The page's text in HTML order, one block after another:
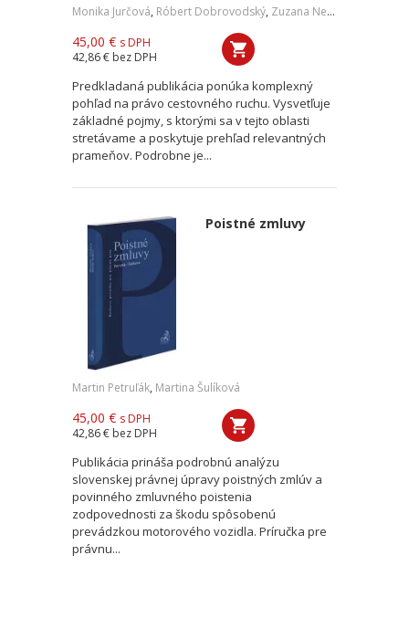
Monika Jurčová, Róbert Dobrovodský, Zuzana Nevolná
45,00 € s DPH
42,86 € bez DPH
Predkladaná publikácia ponúka komplexný
pohľad na právo cestovného ruchu. Vysvetľuje
základné pojmy, s ktorými sa v tejto oblasti
stretávame a poskytuje prehľad relevantných
prameňov. Podrobne je...
Poistné zmluvy
Martin Petruľák, Martina Šulíková
45,00 € s DPH
42,86 € bez DPH
Publikácia prináša podrobnú analýzu
slovenskej právnej úpravy poistných zmlúv a
povinného zmluvného poistenia
zodpovednosti za škodu spôsobenú
prevádzkou motorového vozidla. Príručka pre
právnu...